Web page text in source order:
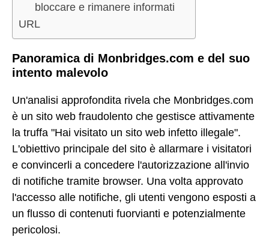
bloccare e rimanere informati
URL
Panoramica di Monbridges.com e del suo
intento malevolo
Un'analisi approfondita rivela che Monbridges.com
è un sito web fraudolento che gestisce attivamente
la truffa "Hai visitato un sito web infetto illegale".
L'obiettivo principale del sito è allarmare i visitatori
e convincerli a concedere l'autorizzazione all'invio
di notifiche tramite browser. Una volta approvato
l'accesso alle notifiche, gli utenti vengono esposti a
un flusso di contenuti fuorvianti e potenzialmente
pericolosi.